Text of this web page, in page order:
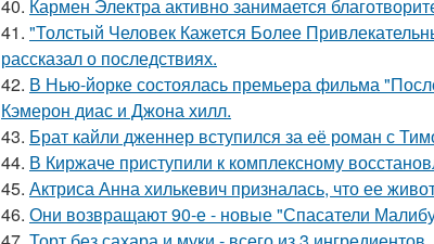
40. Кармен Электра активно занимается
41. "Толстый Человек Кажется Более
рассказал о последствиях.
42. В Нью-йорке состоялась премьера фильма
Кэмерон диас и Джона хилл.
43. Брат кайли дженнер вступился за её роман с
44. В Киржаче приступили к комплексному
45. Актриса Анна хилькевич призналась, что ее
46. Они возвращают 90-е - новые "Спасатели